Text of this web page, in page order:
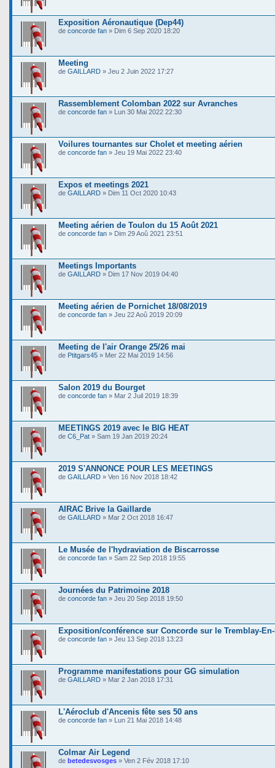
Exposition Aéronautique (Dep44)
de concorde fan » Dim 6 Sep 2020 18:20
Meeting
de GAILLARD » Jeu 2 Juin 2022 17:27
Rassemblement Colomban 2022 sur Avranches
de concorde fan » Lun 30 Mai 2022 22:30
Voilures tournantes sur Cholet et meeting aérien
de concorde fan » Jeu 19 Mai 2022 23:40
Expos et meetings 2021
de GAILLARD » Dim 11 Oct 2020 10:43
Meeting aérien de Toulon du 15 Août 2021
de concorde fan » Dim 29 Aoû 2021 23:51
Meetings Importants
de GAILLARD » Dim 17 Nov 2019 04:40
Meeting aérien de Pornichet 18/08/2019
de concorde fan » Jeu 22 Aoû 2019 20:09
Meeting de l'air Orange 25/26 mai
de Ptitgars45 » Mer 22 Mai 2019 14:56
Salon 2019 du Bourget
de concorde fan » Mar 2 Juil 2019 18:39
MEETINGS 2019 avec le BIG HEAT
de C6_Pat » Sam 19 Jan 2019 20:24
2019 S'ANNONCE POUR LES MEETINGS
de GAILLARD » Ven 16 Nov 2018 18:42
AIRAC Brive la Gaillarde
de GAILLARD » Mar 2 Oct 2018 16:47
Le Musée de l'hydraviation de Biscarrosse
de concorde fan » Sam 22 Sep 2018 19:55
Journées du Patrimoine 2018
de concorde fan » Jeu 20 Sep 2018 19:50
Exposition/conférence sur Concorde sur le Tremblay-
de concorde fan » Jeu 13 Sep 2018 13:23
Programme manifestations pour GG simulation
de GAILLARD » Mar 2 Jan 2018 17:31
L'Aéroclub d'Ancenis fête ses 50 ans
de concorde fan » Lun 21 Mai 2018 14:48
Colmar Air Legend
de betedesvosges » Ven 2 Fév 2018 17:10